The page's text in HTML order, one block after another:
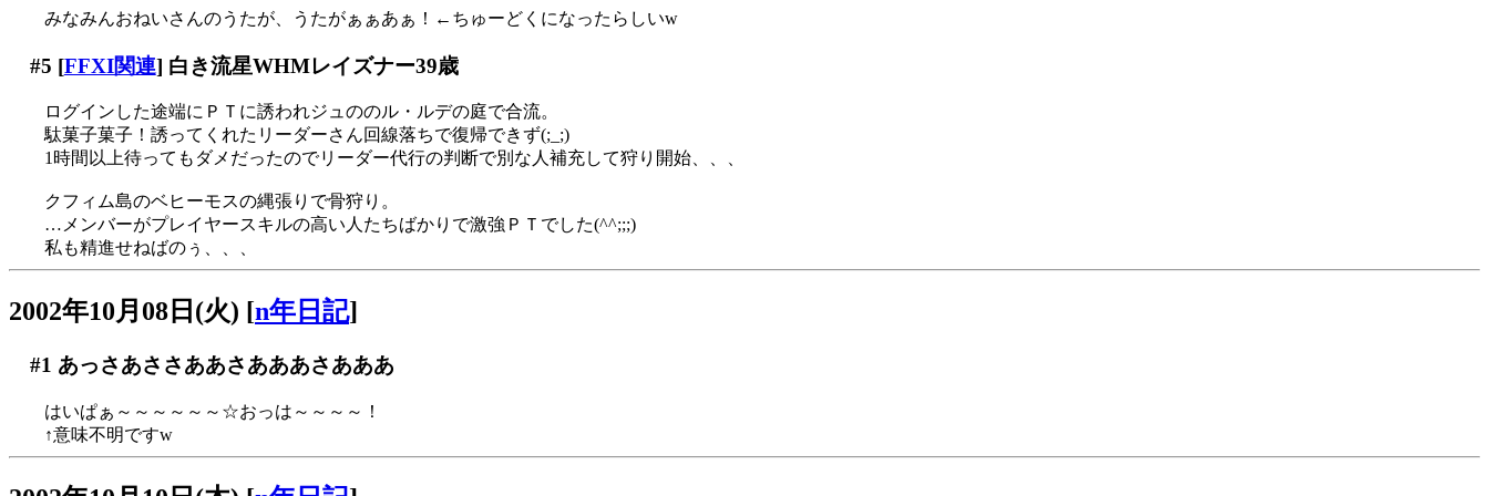
みなみんおねいさんのうたが、うたがぁぁあぁ！←ちゅーどくになったらしいw
#5 [FFXI関連] 白き流星WHMレイズナー39歳
ログインした途端にＰＴに誘われジュののル・ルデの庭で合流。
駄菓子菓子！誘ってくれたリーダーさん回線落ちで復帰できず(;_;)
1時間以上待ってもダメだったのでリーダー代行の判断で別な人補充して狩り開始、、、
クフィム島のベヒーモスの縄張りで骨狩り。
…メンバーがプレイヤースキルの高い人たちばかりで激強ＰＴでした(^^;;;)
私も精進せねばのぅ、、、
2002年10月08日(火) [n年日記]
#1 あっさあささああさあああさあああ
はいぱぁ～～～～～～☆おっは～～～～！
↑意味不明ですw